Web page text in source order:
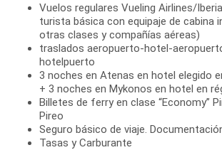
Vuelos regulares Vueling Airlines/
turista básica con equipaje de cabina
otras clases y compañías aéreas)
traslados aeropuerto-hotel-
hotelpuerto
3 noches en Atenas en hotel elegido
+ 3 noches en Mykonos en hotel en
Billetes de ferry en clase “Economy”
Pireo
Seguro básico de viaje.
Tasas y Carburante